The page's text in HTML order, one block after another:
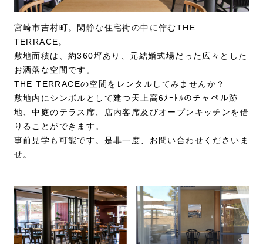
宮崎市吉村町。閑静な住宅街の中に佇むTHE
TERRACE。
敷地面積は、約360坪あり、元結婚式場だった広々とした
お洒落な空間です。
THE TERRACEの空間をレンタルしてみませんか？
敷地内にシンボルとして建つ天上高6ﾒｰﾄﾙのチャペル跡
地、中庭のテラス席、店内客席及びオープンキッチンを借
りることができます。
事前見学も可能です。是非一度、お問い合わせくださいま
せ。